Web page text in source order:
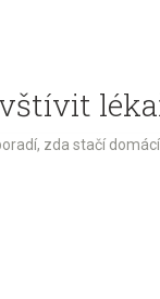
zda stačí